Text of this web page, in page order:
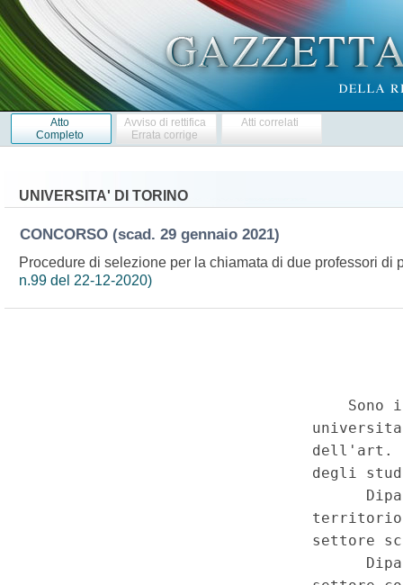
Atto
Completo
Avviso di rettifica
Errata corrige
Atti correlati
UNIVERSITA' DI TORINO
CONCORSO (scad. 29 gennaio 2021)
Procedure di selezione per la chiamata di due professori
n.99 del 22-12-2020)